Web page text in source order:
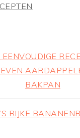
EENVOUDIGE
BAKPAN
RIJKE